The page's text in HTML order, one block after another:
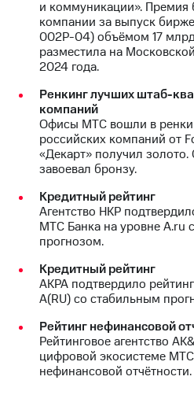
и коммуникации».
компании за выпуск
002Р-04) объёмом 17
разместила на
2024 года.
Ренкинг лучших штаб-
компаний
Офисы МТС вошли в
российских компаний от
«Декарт» получил
завоевал бронзу.
Кредитный рейтинг
Агентство НКР
МТС Банка на уровне А.ru
прогнозом.
Кредитный рейтинг
АКРА подтвердило
А(RU) со стабильным
Рейтинг нефинансовой
Рейтинговое агентство
цифровой экосистеме
нефинансовой отчётности.